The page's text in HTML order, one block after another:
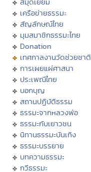
เครือข่ายธรรมะ
สัญลักษณ์ไทย
มุมสมาชิกธรรมะไทย
Donation
เทศกาลงานวัดช่วยชาติ
การเผยแผ่ศาสนา
ประเพณีไทย
บอกบุญ
สถานปฏิบัติธรรม
ธรรมะจากหลวงพ่อ
ธรรมะกับเยาวชน
นิทานธรรมะบันเทิง
ธรรมะบรรยาย
บทความธรรมะ
กวีธรรมะ